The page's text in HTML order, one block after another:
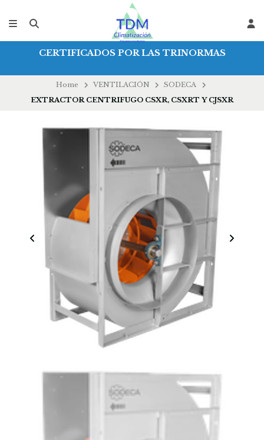
CERTIFICADOS POR LAS TRINORMAS
Home VENTILACIÓN
SODECA
EXTRACTOR CENTRIFUGO CSXR, CSXRT Y CJSXR